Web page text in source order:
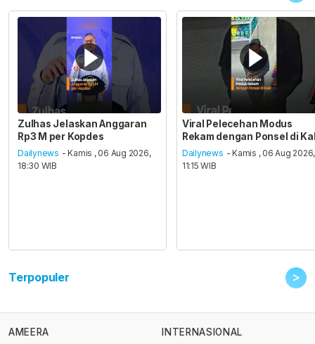
Zulhas Jelaskan Anggaran
Rp3 M per Kopdes
Dailynews - Kamis , 06 Aug 2026,
18:30 WIB
Viral Pelecehan Modus
Rekam dengan Ponsel di
Dailynews - Kamis , 06 Aug 2026,
11:15 WIB
Terpopuler >
AMEERA
INTERNASIONAL